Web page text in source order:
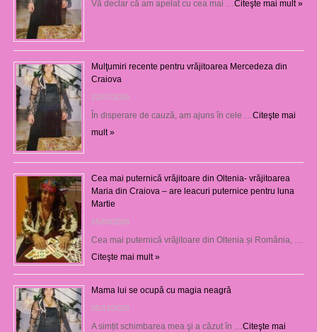
Vă declar că am apelat cu cea mai … Citeşte mai mult »
Mulţumiri recente pentru vrăjitoarea Mercedeza din
Craiova
22/07/2026
În disperare de cauză, am ajuns în cele … Citeşte mai
mult »
Cea mai puternică vrăjitoare din Oltenia- vrăjitoarea
Maria din Craiova – are leacuri puternice pentru luna
Martie
25/03/2026
Cea mai puternică vrăjitoare din Oltenia și România, …
Citeşte mai mult »
Mama lui se ocupă cu magia neagră
05/12/2025
A simțit schimbarea mea şi a căzut în … Citeşte mai